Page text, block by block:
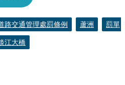
路交通管理處罰條例 蘆洲
罰單
江大橋